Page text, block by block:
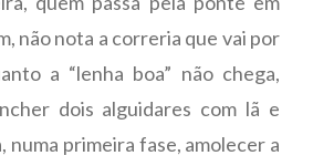
não nota a correria que vai por
a “lenha boa” não chega,
dois alguidares com lã e
numa primeira fase, amolecer a